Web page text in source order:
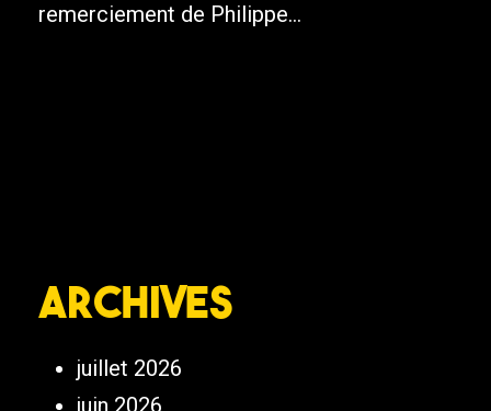
remerciement de Philippe...
Archives
juillet 2026
juin 2026